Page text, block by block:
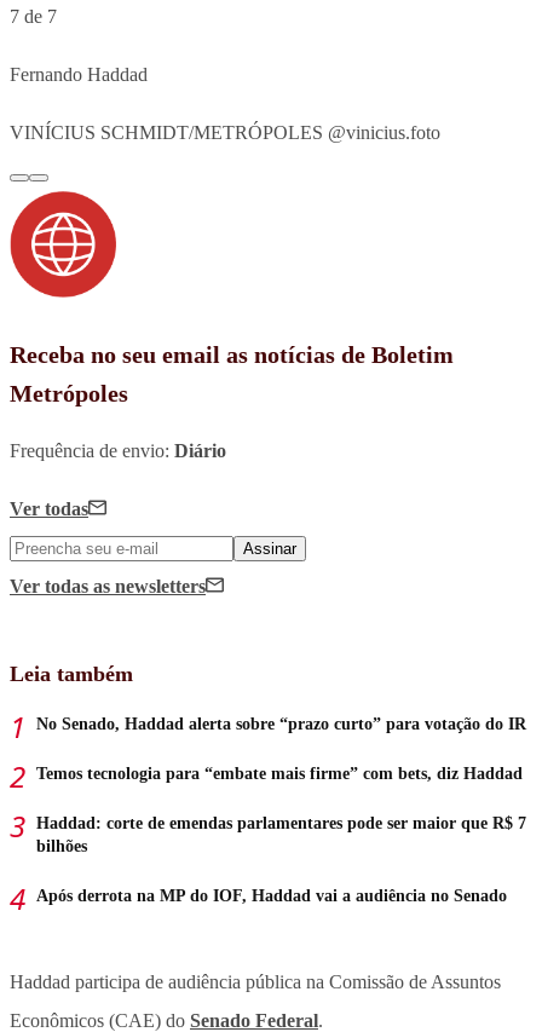
7 de 7
Fernando Haddad
VINÍCIUS SCHMIDT/METRÓPOLES @vinicius.foto
Receba no seu email as notícias de Boletim
Metrópoles
Frequência de envio: Diário
Ver todas
Assinar
Ver todas as newsletters
Leia também
No Senado, Haddad alerta sobre “prazo curto” para votação do IR
Temos tecnologia para “embate mais firme” com bets, diz Haddad
Haddad: corte de emendas parlamentares pode ser maior que R$ 7
bilhões
Após derrota na MP do IOF, Haddad vai a audiência no Senado
Haddad participa de audiência pública na Comissão de Assuntos
Econômicos (CAE) do Senado Federal.